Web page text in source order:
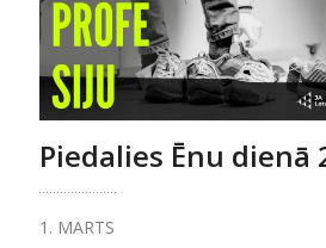
Piedalies Ēnu dienā
1. MARTS